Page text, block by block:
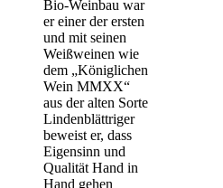
Bio-Weinbau war
er einer der ersten
und mit seinen
Weißweinen wie
dem „Königlichen
Wein MMXX“
aus der alten Sorte
Lindenblättriger
beweist er, dass
Eigensinn und
Qualität Hand in
Hand gehen